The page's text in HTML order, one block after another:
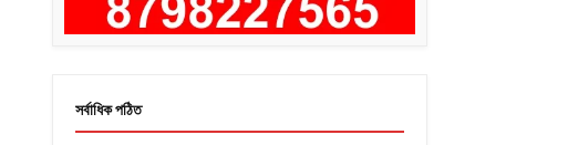
সর্বাধিক পঠিত